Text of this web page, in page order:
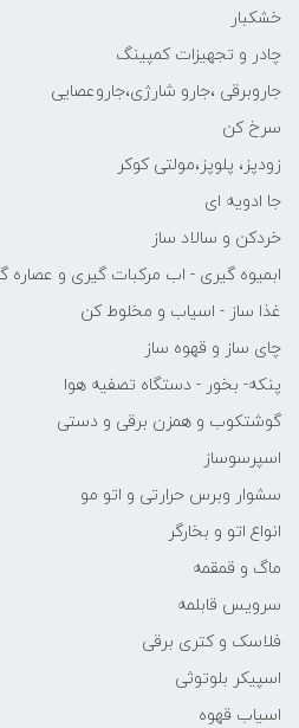
خشکبار
چادر و تجهیزات کمپینگ
جاروبرقی ،جارو شارژی،جاروعصایی
سرخ کن
زودپز، پلوپز،مولتی کوکر
جا ادویه ای
خردکن و سالاد ساز
ابمیوه گیری - اب مرکبات گیری و عصاره
غذا ساز - اسیاب و مخلوط کن
چای ساز و قهوه ساز
پنکه- بخور - دستگاه تصفیه هوا
گوشتکوب و همزن برقی و دستی
اسپرسوساز
سشوار وبرس حرارتی و اتو مو
انواع اتو و بخارگر
ماگ و قمقمه
سرویس قابلمه
فلاسک و کتری برقی
اسپیکر بلوتوثی
اسیاب قهوه